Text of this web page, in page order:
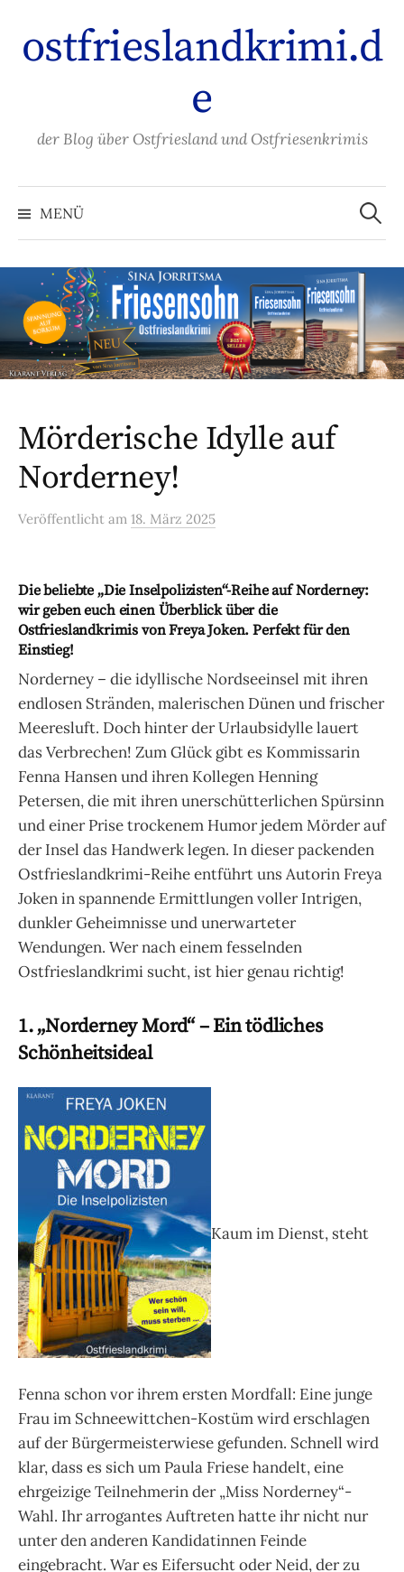
Inhalt
überspringen
ostfrieslandkrimi.d
e
der Blog über Ostfriesland und Ostfriesenkrimis
MENÜ
Suchen
nach:
Mörderische Idylle auf
Norderney!
Veröffentlicht am 18. März 2025
Die beliebte „Die Inselpolizisten“-Reihe auf Norderney:
wir geben euch einen Überblick über die
Ostfrieslandkrimis von Freya Joken. Perfekt für den
Einstieg!
Norderney – die idyllische Nordseeinsel mit ihren
endlosen Stränden, malerischen Dünen und frischer
Meeresluft. Doch hinter der Urlaubsidylle lauert
das Verbrechen! Zum Glück gibt es Kommissarin
Fenna Hansen und ihren Kollegen Henning
Petersen, die mit ihren unerschütterlichen Spürsinn
und einer Prise trockenem Humor jedem Mörder auf
der Insel das Handwerk legen. In dieser packenden
Ostfrieslandkrimi-Reihe entführt uns Autorin Freya
Joken in spannende Ermittlungen voller Intrigen,
dunkler Geheimnisse und unerwarteter
Wendungen. Wer nach einem fesselnden
Ostfrieslandkrimi sucht, ist hier genau richtig!
1. „Norderney Mord“ – Ein tödliches
Schönheitsideal
Kaum im Dienst, steht
Fenna schon vor ihrem ersten Mordfall: Eine junge
Frau im Schneewittchen-Kostüm wird erschlagen
auf der Bürgermeisterwiese gefunden. Schnell wird
klar, dass es sich um Paula Friese handelt, eine
ehrgeizige Teilnehmerin der „Miss Norderney“-
Wahl. Ihr arrogantes Auftreten hatte ihr nicht nur
unter den anderen Kandidatinnen Feinde
eingebracht. War es Eifersucht oder Neid, der zu